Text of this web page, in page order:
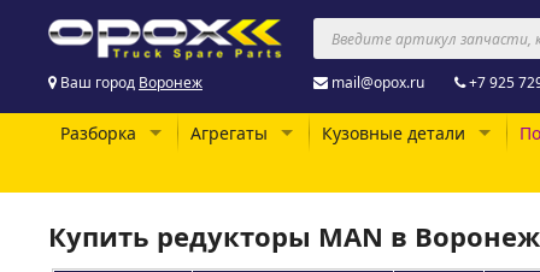
Ваш город Воронеж mail@opox.ru +7 925
Разборка Агрегаты Кузовные детали
Купить редукторы MAN в